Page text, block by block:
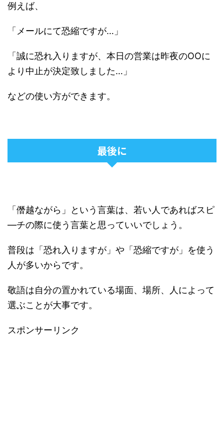
例えば、
「メールにて恐縮ですが…」
「誠に恐れ入りますが、本日の営業は昨夜のOOに
より中止が決定致しました…」
などの使い方ができます。
最後に
「僭越ながら」という言葉は、若い人であればスピ
―チの際に使う言葉と思っていいでしょう。
普段は「恐れ入りますが」や「恐縮ですが」を使う
人が多いからです。
敬語は自分の置かれている場面、場所、人によって
選ぶことが大事です。
スポンサーリンク